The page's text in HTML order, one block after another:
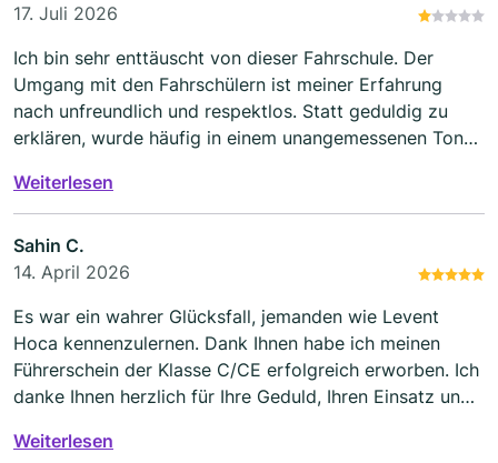
17. Juli 2026
Ich bin sehr enttäuscht von dieser Fahrschule. Der
Umgang mit den Fahrschülern ist meiner Erfahrung
nach unfreundlich und respektlos. Statt geduldig zu
erklären, wurde häufig in einem unangemessenen Ton
hat. Ich hatte zudem den Eindruck, dass hier mehr Wert
auf zusätzliche Fahrstunden als auf eine faire und
transparente Ausbildung gelegt wird.
Weiterlesen
Sahin C.
14. April 2026
Es war ein wahrer Glücksfall, jemanden wie Levent
Hoca kennenzulernen. Dank Ihnen habe ich meinen
Führerschein der Klasse C/CE erfolgreich erworben. Ich
danke Ihnen herzlich für Ihre Geduld, Ihren Einsatz und
Prozesses. Ich habe nicht nur gelernt, wie man einen
Weiterlesen